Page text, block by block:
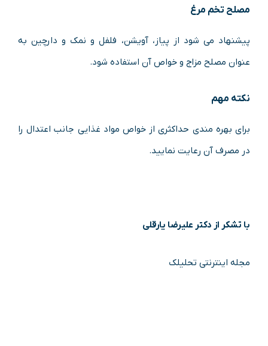
مصلح تخم مرغ
پیشنهاد می شود از پیاز، آویشن، فلفل و نمک و دارچین به
عنوان مصلح مزاج و خواص آن استفاده شود.
نکته مهم
برای بهره مندی حداکثری از خواص مواد غذایی جانب اعتدال را
در مصرف آن رعایت نمایید.
با تشکر از دکتر علیرضا یارقلی
مجله اینترنتی تحلیلک